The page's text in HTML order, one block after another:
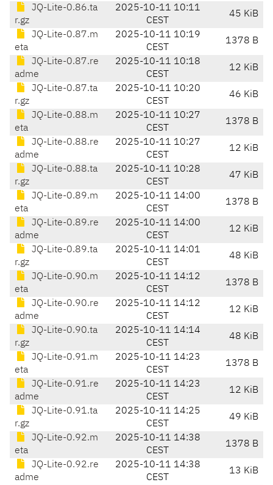
JQ-Lite-0.86.ta
r.gz
2025-10-11 10:11
CEST
45 KiB
JQ-Lite-0.87.m
eta
2025-10-11 10:19
CEST
1378 B
JQ-Lite-0.87.re
adme
2025-10-11 10:18
CEST
12 KiB
JQ-Lite-0.87.ta
r.gz
2025-10-11 10:20
CEST
46 KiB
JQ-Lite-0.88.m
eta
2025-10-11 10:27
CEST
1378 B
JQ-Lite-0.88.re
adme
2025-10-11 10:27
CEST
12 KiB
JQ-Lite-0.88.ta
r.gz
2025-10-11 10:28
CEST
47 KiB
JQ-Lite-0.89.m
eta
2025-10-11 14:00
CEST
1378 B
JQ-Lite-0.89.re
adme
2025-10-11 14:00
CEST
12 KiB
JQ-Lite-0.89.ta
r.gz
2025-10-11 14:01
CEST
48 KiB
JQ-Lite-0.90.m
eta
2025-10-11 14:12
CEST
1378 B
JQ-Lite-0.90.re
adme
2025-10-11 14:12
CEST
12 KiB
JQ-Lite-0.90.ta
r.gz
2025-10-11 14:14
CEST
48 KiB
JQ-Lite-0.91.m
eta
2025-10-11 14:23
CEST
1378 B
JQ-Lite-0.91.re
adme
2025-10-11 14:23
CEST
12 KiB
JQ-Lite-0.91.ta
r.gz
2025-10-11 14:25
CEST
49 KiB
JQ-Lite-0.92.m
eta
2025-10-11 14:38
CEST
1378 B
JQ-Lite-0.92.re
adme
2025-10-11 14:38
CEST
13 KiB